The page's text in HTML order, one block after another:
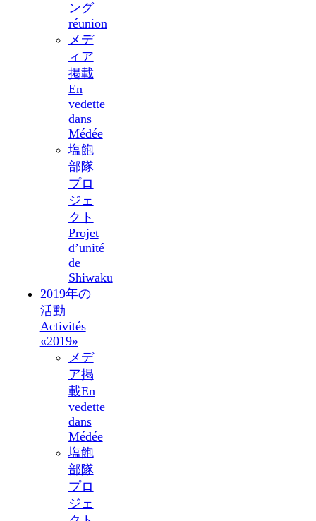
ング
réunion
メデ
ィア
掲載
En
vedette
dans
Médée
塩飽
部隊
プロ
ジェ
クト
Projet
d’unité
de
Shiwaku
2019年の
活動
Activités
«2019»
メデ
ア掲
載En
vedette
dans
Médée
塩飽
部隊
プロ
ジェ